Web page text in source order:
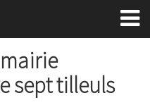
sept tilleuls